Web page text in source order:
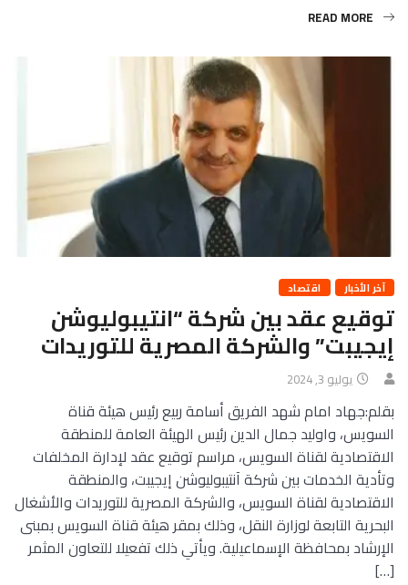
READ MORE
آخر الأخبار اقتصاد
توقيع عقد بين شركة “انتيبوليوشن
إيجيبت” والشركة المصرية للتوريدات
يوليو 3, 2024
بقلم:جهاد امام شهد الفريق أسامة ربيع رئيس هيئة قناة
السويس، واوليد جمال الدين رئيس الهيئة العامة للمنطقة
الاقتصادية لقناة السويس، مراسم توقيع عقد لإدارة المخلفات
وتأدية الخدمات بين شركة آنتيبوليوشن إيجيبت، والمنطقة
الاقتصادية لقناة السويس، والشركة المصرية للتوريدات والأشغال
البحرية التابعة لوزارة النقل، وذلك بمقر هيئة قناة السويس بمبنى
الإرشاد بمحافظة الإسماعيلية. ويأتي ذلك تفعيلا للتعاون المثمر
[…]